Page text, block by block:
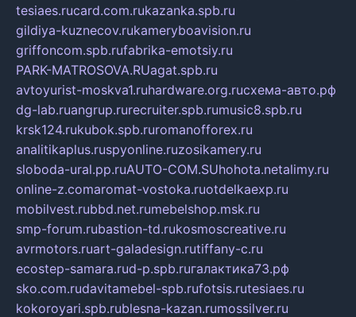
tesiaes.rucard.com.rukazanka.spb.ru
gildiya-kuznecov.rukameryboavision.ru
griffoncom.spb.rufabrika-emotsiy.ru
PARK-MATROSOVA.RUagat.spb.ru
avtoyurist-moskva1.ruhardware.org.ruсхема-авто.рф
dg-lab.ruangrup.rurecruiter.spb.rumusic8.spb.ru
krsk124.rukubok.spb.ruromanofforex.ru
analitikaplus.ruspyonline.ruzosikamery.ru
sloboda-ural.pp.ruAUTO-COM.SUhohota.netalimy.ru
online-z.comaromat-vostoka.ruotdelkaexp.ru
mobilvest.rubbd.net.rumebelshop.msk.ru
smp-forum.rubastion-td.rukosmoscreative.ru
avrmotors.ruart-galadesign.rutiffany-c.ru
ecostep-samara.rud-p.spb.ruгалактика73.рф
sko.com.rudavitamebel-spb.rufotsis.rutesiaes.ru
kokoroyari.spb.rublesna-kazan.rumossilver.ru